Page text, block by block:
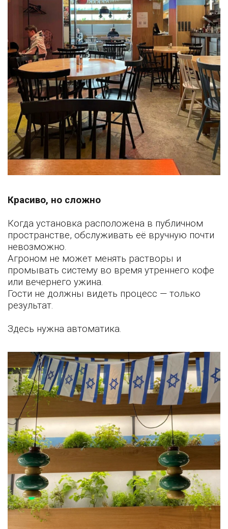
Красиво, но сложно
Когда установка расположена в публичном
пространстве, обслуживать её вручную почти
невозможно.
Агроном не может менять растворы и
промывать систему во время утреннего кофе
или вечернего ужина.
Гости не должны видеть процесс — только
результат.
Здесь нужна автоматика.